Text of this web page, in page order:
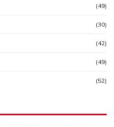
(49)
(30)
(42)
(49)
(52)